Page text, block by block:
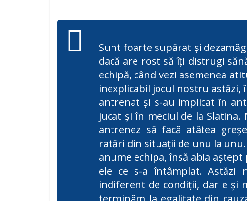
Sunt foarte supărat şi
dacă are rost să îţi distrugi
echipă, când vezi asemenea
inexplicabil jocul nostru astăzi,
antrenat şi s-au implicat în
jucat şi în meciul de la Slatina.
antrenez să facă atâtea
ratări din situaţii de unu la
anume echipa, însă abia
ele ce s-a întâmplat. Astăzi
indiferent de condiţii, dar e şi
terminăm la egalitate din